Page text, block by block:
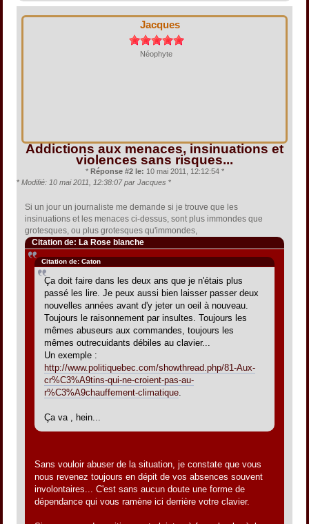
Jacques
Néophyte
Addictions aux menaces, insinuations et
violences sans risques...
* Réponse #2 le: 10 mai 2011, 12:12:54 *
* Modifié: 10 mai 2011, 12:38:07 par Jacques *
Si un jour un journaliste me demande si je trouve que les
insinuations et les menaces ci-dessus, sont plus immondes que
grotesques, ou plus grotesques qu'immondes,
Citation de: La Rose blanche
Citation de: Caton
Ça doit faire dans les deux ans que je n'étais plus
passé les lire. Je peux aussi bien laisser passer deux
nouvelles années avant d'y jeter un oeil à nouveau.
Toujours le raisonnement par insultes. Toujours les
mêmes abuseurs aux commandes, toujours les
mêmes outrecuidants débiles au clavier...
Un exemple :
http://www.politiquebec.com/showthread.php/81-Aux-
cr%C3%A9tins-qui-ne-croient-pas-au-
r%C3%A9chauffement-climatique
Ça va , hein...
Sans vouloir abuser de la situation, je constate que vous
nous revenez toujours en dépit de vos absences souvent
involontaires... C'est sans aucun doute une forme de
dépendance qui vous ramène ici derrière votre clavier.